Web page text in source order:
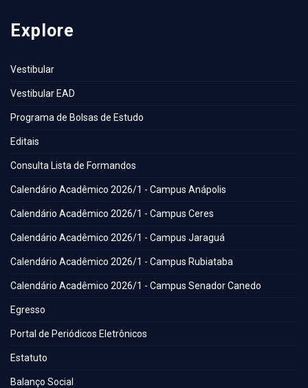
Explore
Vestibular
Vestibular EAD
Programa de Bolsas de Estudo
Editais
Consulta Lista de Formandos
Calendário Acadêmico 2026/1 - Campus Anápolis
Calendário Acadêmico 2026/1 - Campus Ceres
Calendário Acadêmico 2026/1 - Campus Jaraguá
Calendário Acadêmico 2026/1 - Campus Rubiataba
Calendário Acadêmico 2026/1 - Campus Senador Canedo
Egresso
Portal de Periódicos Eletrônicos
Estatuto
Balanço Social